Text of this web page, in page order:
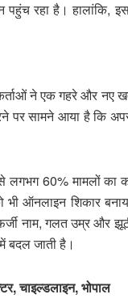
रहा है। हालांकि,
ने एक गहरे और नए
पर सामने आया है कि
60% मामलों का
ऑनलाइन शिकार
नाम, गलत उम्र और
बदल जाती है।
चाइल्डलाइन, भोपाल